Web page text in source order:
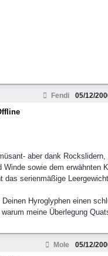
Fendi 05/12/
aber dank
Winde sowie dem erwähnten
das serienmäßige
Hyroglyphen einen
meine Überlegung
Mole 05/12/